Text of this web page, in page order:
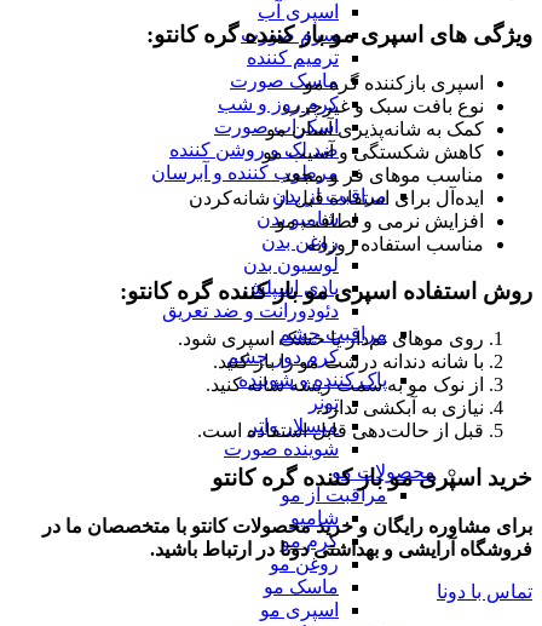
اسپری آب
سرم صورت
ترمیم کننده
ماسک صورت
کرم روز و شب
اسکراب صورت
ضد لک و روشن کننده
مرطوب کننده و آبرسان
مراقبت از بدن
شامپو بدن
روغن بدن
لوسیون بدن
بادی اسپلش
دئودورانت و ضد تعریق
مراقبت چشم
کرم دور چشم
پاک کننده و شوینده
تونر
میسلار واتر
شوینده صورت
محصولات مو
مراقبت از مو
شامپو
کرم مو
روغن مو
ماسک مو
اسپری مو
ویژگی های اسپری مو باز کننده گره کانتو:
اسپری بازکننده گره مو
نوع بافت سبک و غیرچرب
کمک به شانه‌پذیری آسان مو
کاهش شکستگی و آسیب مو
مناسب موهای فر و مجعد
ایده‌آل برای استفاده قبل از شانه‌کردن
افزایش نرمی و لطافت مو
مناسب استفاده روزانه
روش استفاده اسپری مو باز کننده گره کانتو:
روی موهای نم‌دار یا خشک اسپری شود.
با شانه دندانه درشت مو را باز کنید.
از نوک مو به سمت ریشه شانه کنید.
نیازی به آبکشی ندارد.
قبل از حالت‌دهی قابل استفاده است.
خرید اسپری مو باز کننده گره کانتو
برای مشاوره رایگان و خرید محصولات کانتو با متخصصان ما در
فروشگاه آرایشی و بهداشتی دونا در ارتباط باشید.
تماس با دونا